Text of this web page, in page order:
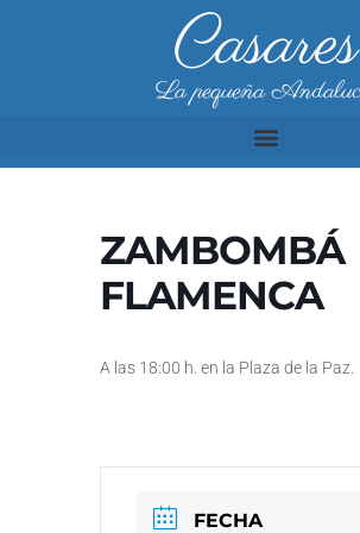
Casares
La pequeña
ZAMBOMBÁ
FLAMENCA
A las 18:00 h. en la Plaza de la Paz.
FECHA